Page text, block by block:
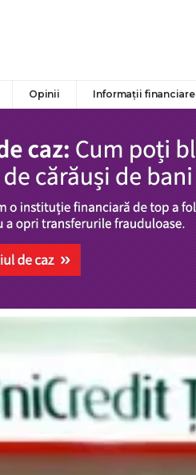
Opinii Informații financiare